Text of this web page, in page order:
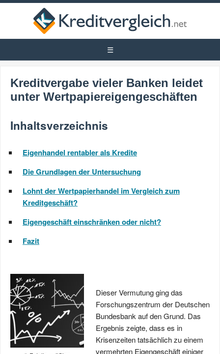
Kreditvergabe vieler Banken leidet
unter Wertpapiereigengeschäften
Inhaltsverzeichnis
Eigenhandel rentabler als Kredite
Die Grundlagen der Untersuchung
Lohnt der Wertpapierhandel im Vergleich zum
Kreditgeschäft?
Eigengeschäft einschränken oder nicht?
Fazit
Dieser Vermutung ging das
Forschungszentrum der Deutschen
Bundesbank auf den Grund. Das
Ergebnis zeigte, dass es in
Krisenzeiten tatsächlich zu einem
vermehrten Eigengeschäft einiger